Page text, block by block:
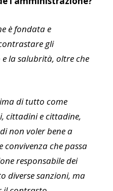
è fondata e
gli
la salubrità, oltre che
di tutto come
cittadini e cittadine,
non voler bene a
convivenza che passa
responsabile dei
diverse sanzioni, ma